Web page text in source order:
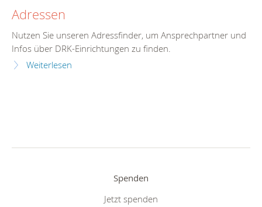
Adressen
Nutzen Sie unseren Adressfinder, um Ansprechpartner und
Infos über DRK-Einrichtungen zu finden.
Weiterlesen
Spenden
Jetzt spenden